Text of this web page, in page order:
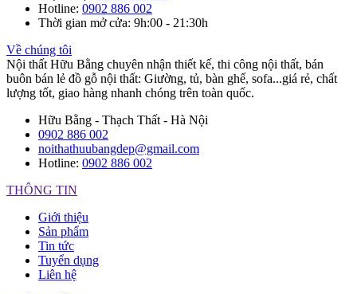
Hotline: 0902 886 002
Thời gian mở cửa: 9h:00 - 21:30h
Về chúng tôi
Nội thất Hữu Bằng chuyên nhận thiết kế, thi công nội thất, bán
buôn bán lẻ đồ gỗ nội thất: Giường, tủ, bàn ghế, sofa...giá rẻ, chất
lượng tốt, giao hàng nhanh chóng trên toàn quốc.
Hữu Bằng - Thạch Thất - Hà Nội
0902 886 002
noithathuubangdep@gmail.com
Hotline: 0902 886 002
THÔNG TIN
Giới thiệu
Sản phẩm
Tin tức
Tuyển dụng
Liên hệ